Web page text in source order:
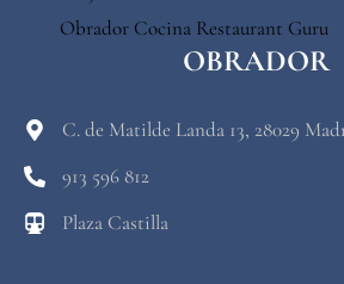
Obrador Cocina Restaurant Guru
OBRADOR
C. de Matilde Landa 13, 28029
913 596 812
Plaza Castilla